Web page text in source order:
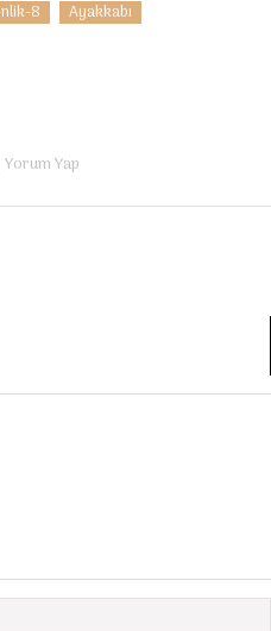
8 Ayakkabı
Yorum Yap